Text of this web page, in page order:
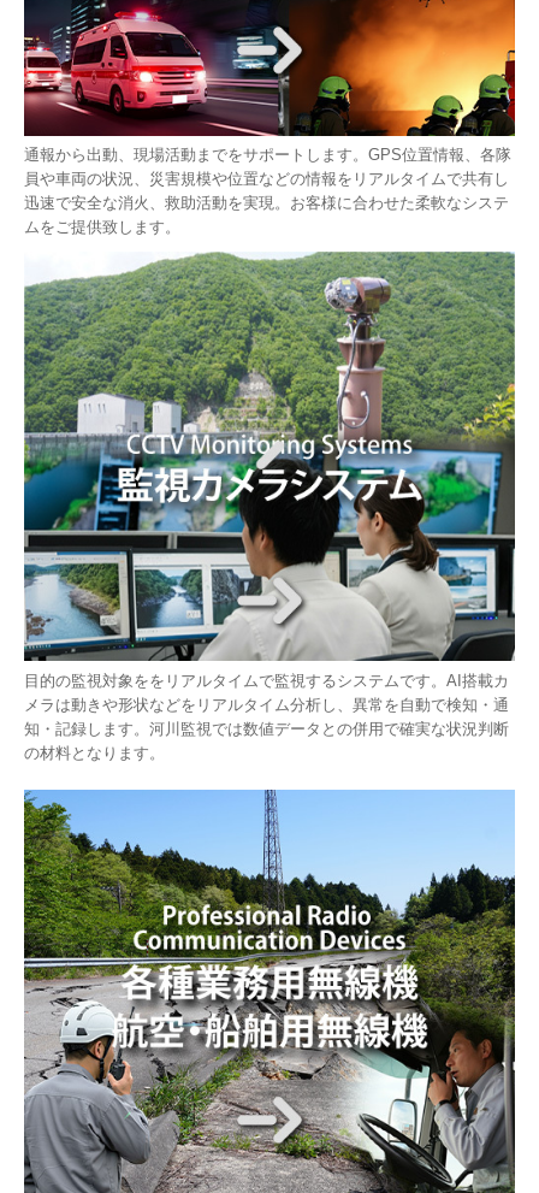
通報から出動、現場活動までをサポートします。GPS位置情報、各隊
員や車両の状況、災害規模や位置などの情報をリアルタイムで共有し
迅速で安全な消火、救助活動を実現。お客様に合わせた柔軟なシステ
ムをご提供致します。
目的の監視対象ををリアルタイムで監視するシステムです。AI搭載カ
メラは動きや形状などをリアルタイム分析し、異常を自動で検知・通
知・記録します。河川監視では数値データとの併用で確実な状況判断
の材料となります。